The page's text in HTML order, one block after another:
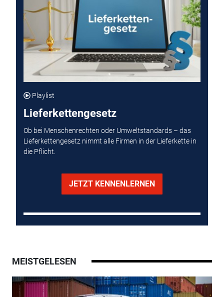
Playlist
Lieferkettengesetz
Ob bei Menschenrechten oder Umweltstandards – das
Lieferkettengesetz nimmt alle Firmen in der Lieferkette in
die Pflicht.
JETZT KENNENLERNEN
MEISTGELESEN